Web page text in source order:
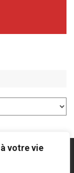
votre vie